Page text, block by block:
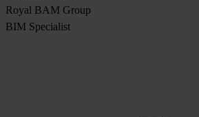
Royal BAM Group
BIM Specialist